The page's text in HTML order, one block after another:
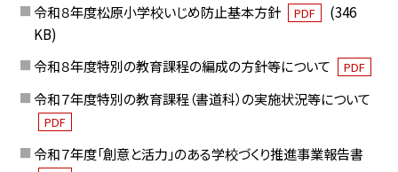
令和８年度松原小学校いじめ防止基本方針 PDF
(346
KB)
令和８年度特別の教育課程の編成の方針等について
PDF
令和７年度特別の教育課程（書道科）の実施状況等について
PDF
令和７年度「創意と活力」のある学校づくり推進事業報告書